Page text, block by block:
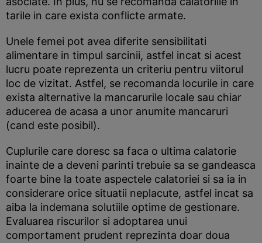
tarile in care exista conflicte armate.
Unele femei pot avea diferite sensibilitati
alimentare in timpul sarcinii, astfel incat si acest
lucru poate reprezenta un criteriu pentru viitorul
loc de vizitat. Astfel, se recomanda locurile in care
exista alternative la mancarurile locale sau chiar
aducerea de acasa a unor anumite mancaruri
(cand este posibil).
Cuplurile care doresc sa faca o ultima calatorie
inainte de a deveni parinti trebuie sa se gandeasca
foarte bine la toate aspectele calatoriei si sa ia in
considerare orice situatii neplacute, astfel incat sa
aiba la indemana solutiile optime de gestionare.
Evaluarea riscurilor si adoptarea unui
comportament prudent reprezinta doar doua